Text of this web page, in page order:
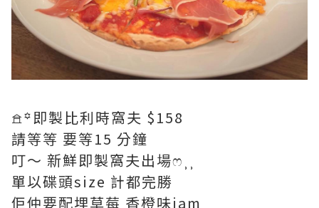
𖠿꙳即製比利時窩夫 $158
請等等 要等15 分鐘
叮～ 新鮮即製窩夫出場ෆ⸒⸒
單以碟頭size 計都完勝
佢仲要配埋草莓 香橙味jam